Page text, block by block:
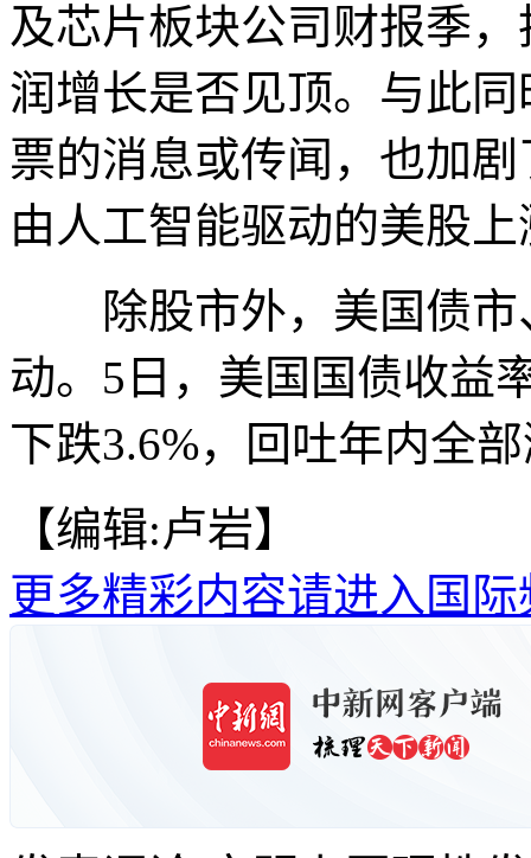
及芯片板块公司财报季
润增长是否见顶。与此
票的消息或传闻，也加
由人工智能驱动的美股
除股市外，美国债市
动。5日，美国国债收益
下跌3.6%，回吐年内全
【编辑:卢岩】
更多精彩内容请进入国际